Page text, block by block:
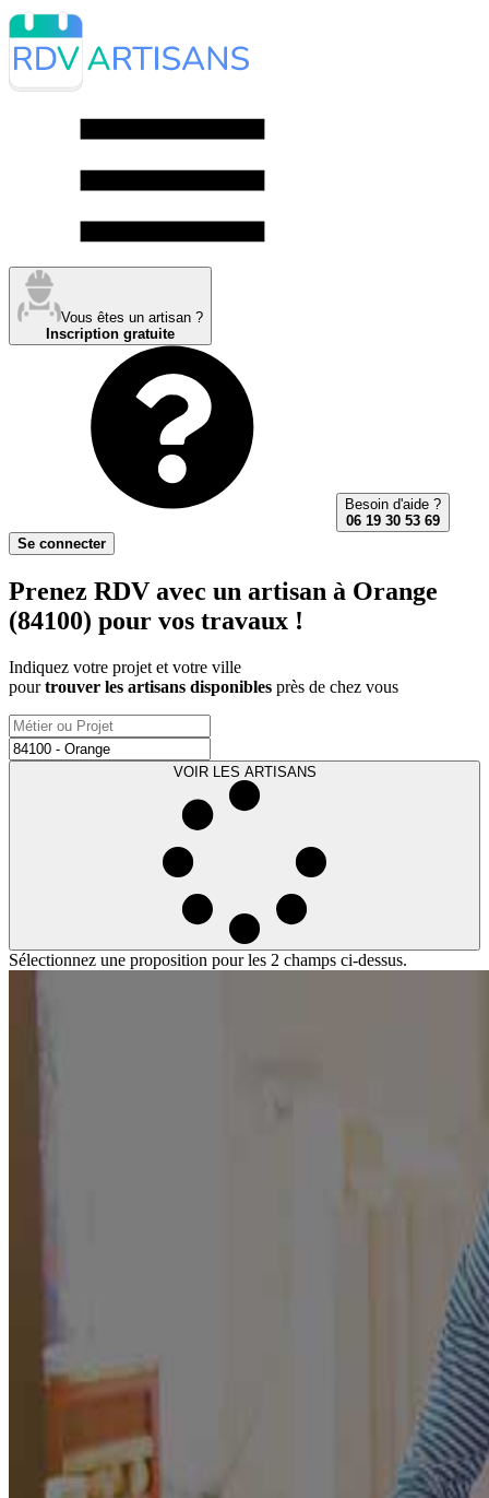
Vous êtes un artisan ?
Inscription gratuite
Besoin d'aide ?
06 19 30 53 69
Se connecter
Prenez RDV avec un artisan à Orange
(84100) pour vos travaux !
Indiquez votre projet et votre ville
pourtrouver les artisans disponibles près de chez vous
Sélectionnez une proposition pour les 2 champs ci-dessus.